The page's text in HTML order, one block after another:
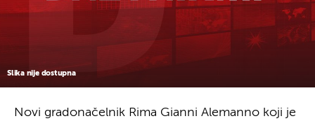
Slika nije dostupna
Novi gradonačelnik Rima Gianni Alemanno koji je